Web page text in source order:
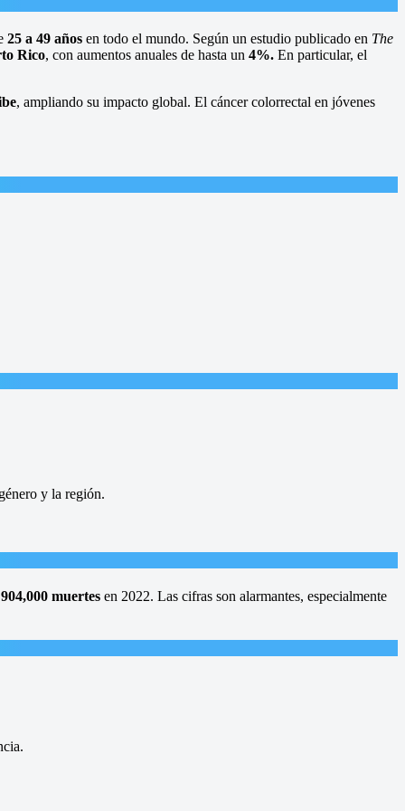
25 a 49 años en todo el mundo. Según un estudio publicado en The
Rico, con aumentos anuales de hasta un 4%. En particular, el
, ampliando su impacto global. El cáncer colorrectal en jóvenes
y la región.
904,000 muertes en 2022. Las cifras son alarmantes, especialmente